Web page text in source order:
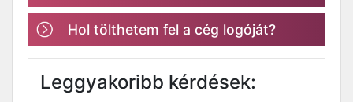
Hol tölthetem fel a cég logóját?
Leggyakoribb kérdések: